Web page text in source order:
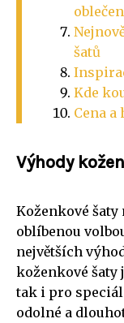
šatů
Kde
Cena
Výhody
Koženkové
oblíbenou
největších
koženkové šaty
tak i pro
odolné a